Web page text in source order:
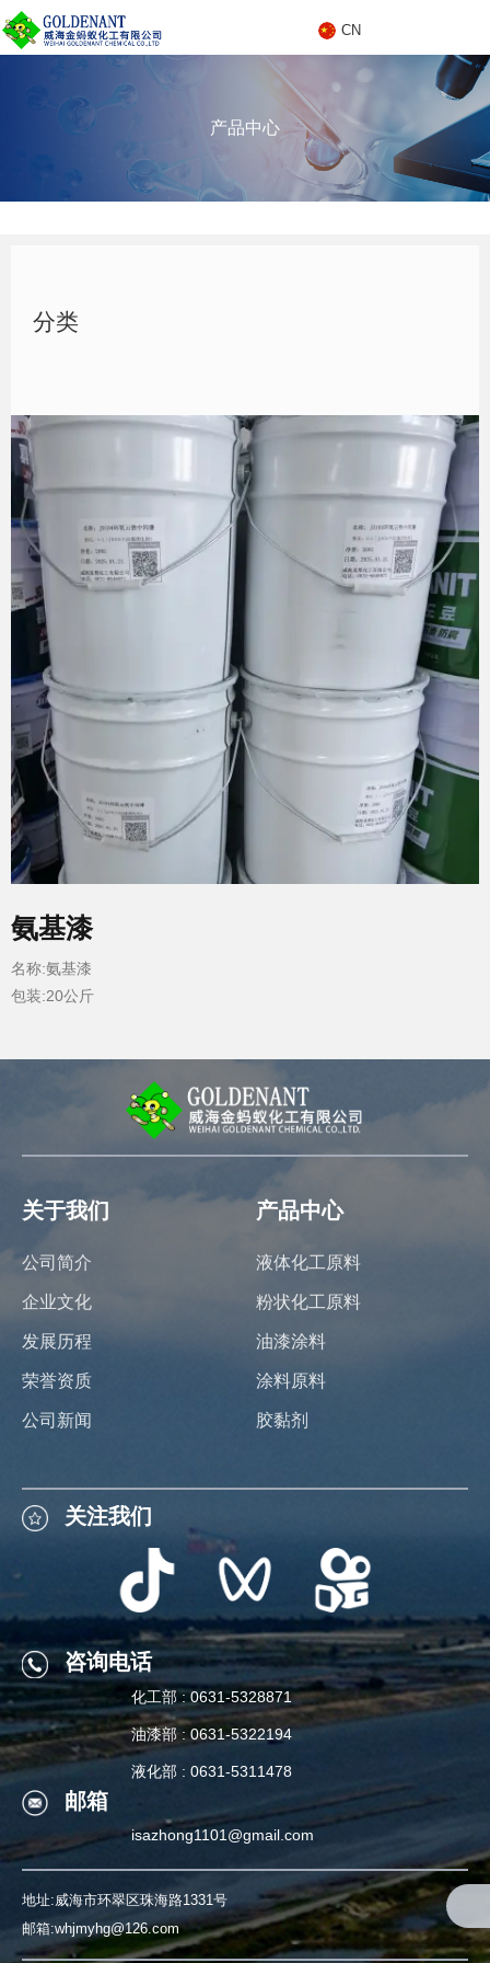
C
CN
产品中心
分类
氨基漆
名称:氨基漆
包装:20公斤
关注我们
咨询电话
化工部 : 0631-5328871
油漆部 : 0631-5322194
液化部 : 0631-5311478
关于我们
公司简介
企业文化
发展历程
荣誉资质
公司新闻
产品中心
液体化工原料
粉状化工原料
油漆涂料
涂料原料
胶黏剂
关注我们
咨询电话
化工部 : 0631-5328871
油漆部 : 0631-5322194
液化部 : 0631-5311478
邮箱
isazhong1101@gmail.com
地址:威海市环翠区珠海路1331号
邮箱:whjmyhg@126.com